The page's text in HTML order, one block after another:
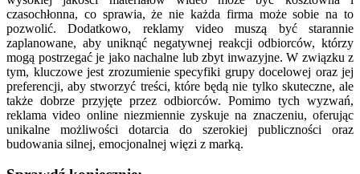
czasochłonna, co sprawia, że nie każda firma może sobie na to
pozwolić. Dodatkowo, reklamy video muszą być starannie
zaplanowane, aby uniknąć negatywnej reakcji odbiorców, którzy
mogą postrzegać je jako nachalne lub zbyt inwazyjne. W związku z
tym, kluczowe jest zrozumienie specyfiki grupy docelowej oraz jej
preferencji, aby stworzyć treści, które będą nie tylko skuteczne, ale
także dobrze przyjęte przez odbiorców. Pomimo tych wyzwań,
reklama video online niezmiennie zyskuje na znaczeniu, oferując
unikalne możliwości dotarcia do szerokiej publiczności oraz
budowania silnej, emocjonalnej więzi z marką.